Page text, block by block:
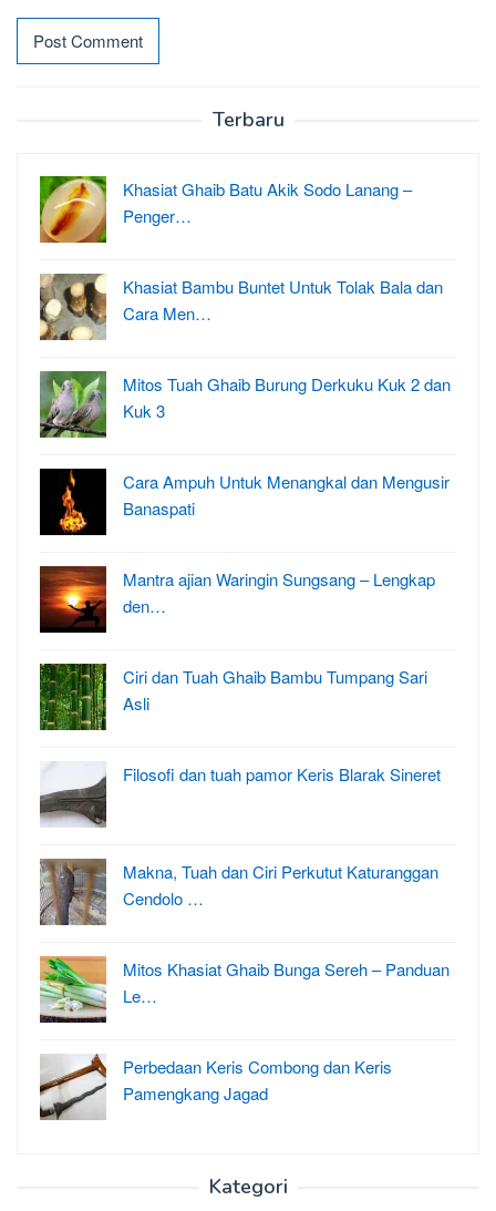
Terbaru
Khasiat Ghaib Batu Akik Sodo Lanang –
Penger…
Khasiat Bambu Buntet Untuk Tolak Bala dan
Cara Men…
Mitos Tuah Ghaib Burung Derkuku Kuk 2 dan
Kuk 3
Cara Ampuh Untuk Menangkal dan Mengusir
Banaspati
Mantra ajian Waringin Sungsang – Lengkap
den…
Ciri dan Tuah Ghaib Bambu Tumpang Sari
Asli
Filosofi dan tuah pamor Keris Blarak Sineret
Makna, Tuah dan Ciri Perkutut Katuranggan
Cendolo …
Mitos Khasiat Ghaib Bunga Sereh – Panduan
Le…
Perbedaan Keris Combong dan Keris
Pamengkang Jagad
Kategori